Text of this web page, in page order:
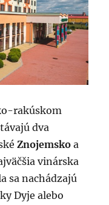
rakúskom
dva
Znojemsko a
vinárska
sa nachádzajú
Dyje alebo